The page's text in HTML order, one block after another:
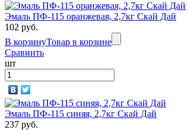
Эмаль ПФ-115 оранжевая, 2,7кг Скай Дай
102 руб.
В корзинуТовар в корзине
Сравнить
шт
Эмаль ПФ-115 синяя, 2,7кг Скай Дай
237 руб.